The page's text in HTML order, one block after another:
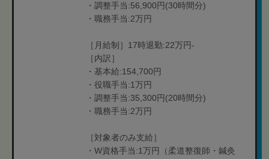
・調整手当:56,900円(30時間分)
・職務手当:2万円
［月給制］17時退勤:22万円-
［内訳］
・基本給:154,700円
・役職手当:1万円
・調整手当:35,300円(20時間分)
・職務手当:2万円
［対象者のみ支給］
・W資格手当:1万円（柔道整復師・鍼灸